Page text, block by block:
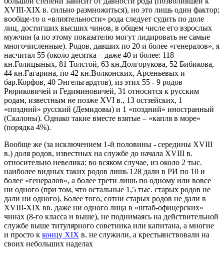
XVIII-XIX в. сильно размножиться), но это лишь один фактор;
вообще-то о «влиятельности» рода следует судить по доле
лиц, достигших высших чинов, в общем числе его взрослых
мужчин (а по этому показателю могут лидировать не самые
многочисленные). Родов, давших по 20 и более «генералов», я
насчитал 55 (около десятка – даже 40 и более: 118
кн.Голицыных, 81 Толстой, 63 кн.Долгорукова, 52 Бибикова,
44 кн.Гагарина, по 42 кн.Волконских, Арсеньевых и
бар.Корфов, 40 Энгельгардтов), из этих 55 - 9 родов
Рюриковичей и Гедиминовичей, 31 относится к русским
родам, известным не позже XVI в., 13 остзейских, 1
«поздний» русский (Демидовы) и 1 «поздний» иностранный
(Скалоны). Однако такие вместе взятые – «капля в море»
(порядка 4%).
Вообще же (за исключением 1-й половины - середины XVIII
в.) доля родов, известных на службе до начала XVIII в.
относительно невелика: во всяком случае, из около 2 тыс.
наиболее видных таких родов лишь 128 дали в РИ по 10 и
более «генералов», а более трети лишь по одному или вовсе
ни одного (при том, что остальные 1,5 тыс. старых родов не
дали ни одного). Более того, сотни старых родов не дали в
XVIII-XIX вв. даже ни одного лица в «штаб-офицерских»
чинах (8-го класса и выше), не поднимаясь на действительной
службе выше титулярного советника или капитана, а многие
и просто к концу XIX в. не служили, а крестьянствовали на
своих небольших наделах